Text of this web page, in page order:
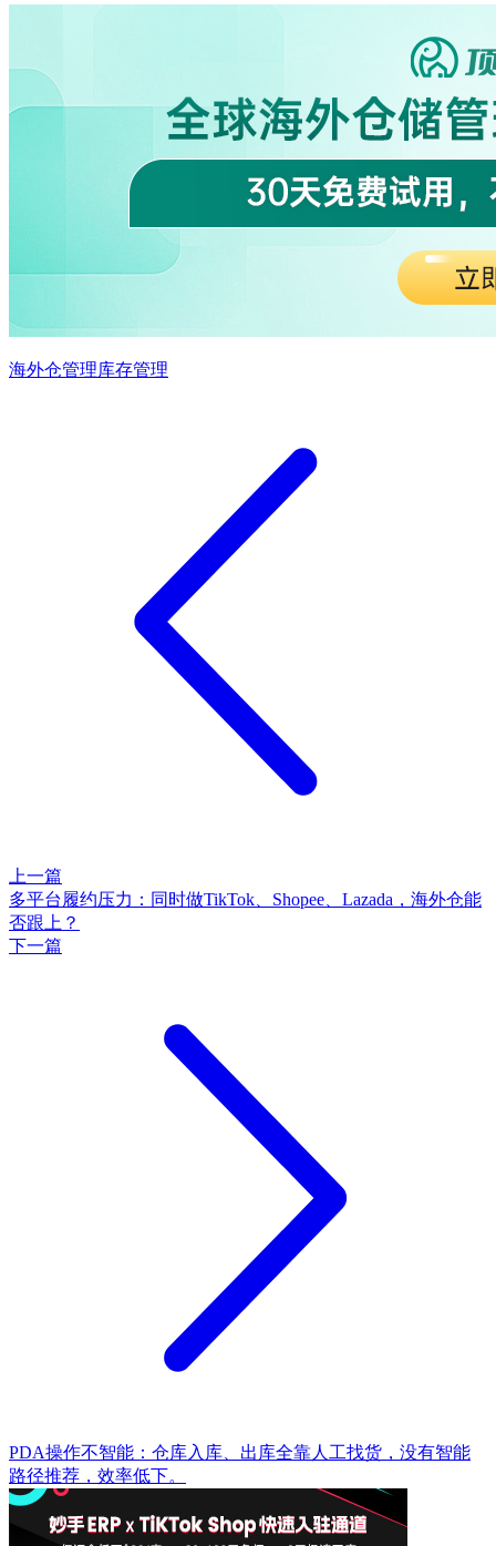
海外仓管理库存管理
上一篇
多平台履约压力：同时做TikTok、Shopee、Lazada，海外仓能
否跟上？
下一篇
PDA操作不智能：仓库入库、出库全靠人工找货，没有智能
路径推荐，效率低下。